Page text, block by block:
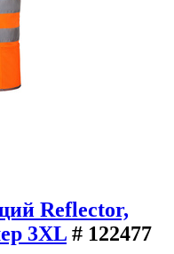
Reflector,
3XL # 122477